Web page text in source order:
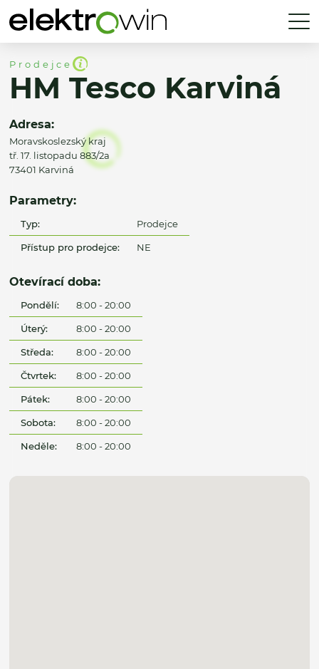
Prodejce
HM Tesco Karviná
Adresa:
Moravskoslezský kraj
tř. 17. listopadu 883/2a
73401 Karviná
Parametry:
Typ: Prodejce
Přístup pro prodejce: NE
Otevírací doba:
Pondělí: 8:00 - 20:00
Úterý: 8:00 - 20:00
Středa: 8:00 - 20:00
Čtvrtek: 8:00 - 20:00
Pátek: 8:00 - 20:00
Sobota: 8:00 - 20:00
Neděle: 8:00 - 20:00